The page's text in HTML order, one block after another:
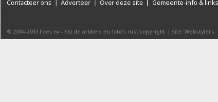
Contacteer ons Adverteer Over deze site Gemeente-info & links
© 2004-2013 Faes nv - Op de artikels en foto’s rust copyright | Site: Webstylers